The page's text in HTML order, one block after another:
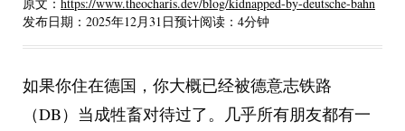
发布日期： 2025年12月31日预计阅读： 4分钟
如果你住在德国，你大概已经被德意志铁路
（DB）当成牲畜对待过了。几乎所有朋友都有一